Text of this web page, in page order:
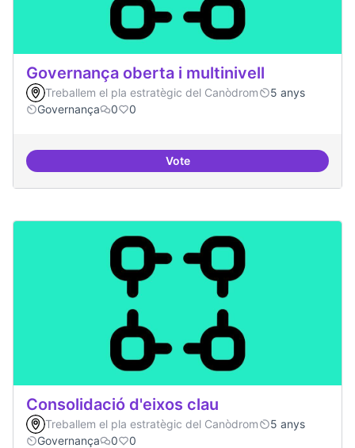
Governança oberta i multinivell
Treballem el pla estratègic del Canòdrom
5 anys
Governança
0 0
VoteGovernança oberta i multinivell
Consolidació d'eixos clau
Treballem el pla estratègic del Canòdrom
5 anys
Governança
0 0